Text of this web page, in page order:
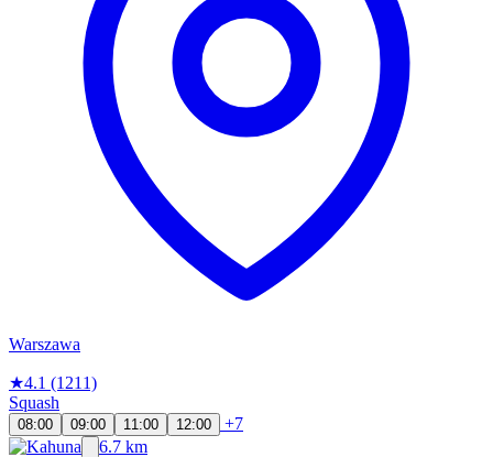
Warszawa
★4.1 (1211)
Squash
08:00 09:00 11:00 12:00
+7
6.7 km